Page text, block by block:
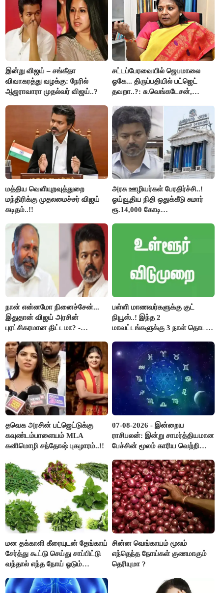
இன்று விஜய் – சங்கீதா
விவாகரத்து வழக்கு: நேரில்
ஆஜராவாரா முதல்வர் விஜய்..?
சட்டப்பேரவையில் ஜெபமாலை
ஓகே... திருப்பதியில் பட்ஜெட்
தவறா..?: சு.வெங்கடேசன்,
கேள்வி..!
மத்திய வெளியுறவுத்துறை
மந்திரிக்கு முதலமைச்சர் விஜய்
கடிதம்..!!
அரசு ஊழியர்கள் பேரதிர்ச்சி..!
ஓய்வூதிய நிதி ஒதுக்கீடு சுமார்
ரூ.14,000 கோடி
நான் என்னமோ நினைச்சேன்...
இதுதான் விஜய் அரசின்
புரட்சிகரமான திட்டமா? -
பள்ளி மாணவர்களுக்கு குட்
நியூஸ்..! இந்த 2
மாவட்டங்களுக்கு 3 நாள் தொடர்
தவெக அரசின் பட்ஜெட்டுக்கு
கவுண்டம்பாளையம் MLA
கனிமொழி சந்தோஷ் புகழாரம்..!!
07-08-2026 - இன்றைய
ராசிபலன்: இன்று சாமர்த்தியமான
பேச்சின் மூலம் காரிய வெற்றி
பொறுப்புகளை ஒப்படைப்பதில்
கவனம் தேவை..!
மன தக்காளி கீரையுடன் தேங்காய்
சேர்த்து கூட்டு செய்து சாப்பிட்டு
வந்தால் எந்த நோய் ஓடும்
சின்ன வெங்காயம் மூலம்
எந்தெந்த நோய்கள் குணமாகும்
தெரியுமா ?